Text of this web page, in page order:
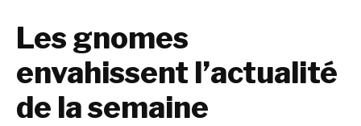
Les gnomes
envahissent l’actualité
de la semaine